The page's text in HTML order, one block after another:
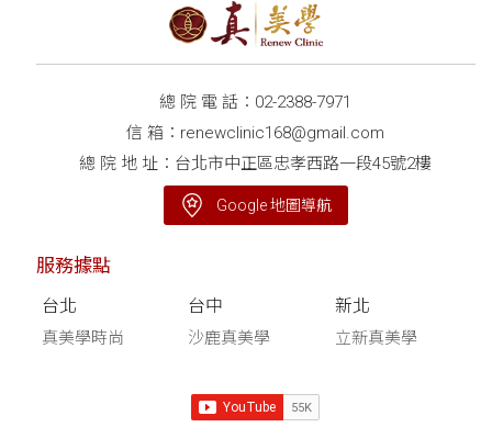
總 院 電 話： 02-2388-7971
信 箱： renewclinic168@gmail.com
總 院 地 址：台北市中正區忠孝西路一段45號2樓
Google 地圖導航
服務據點
台北
真美學時尚
台中
沙鹿真美學
新北
立新真美學